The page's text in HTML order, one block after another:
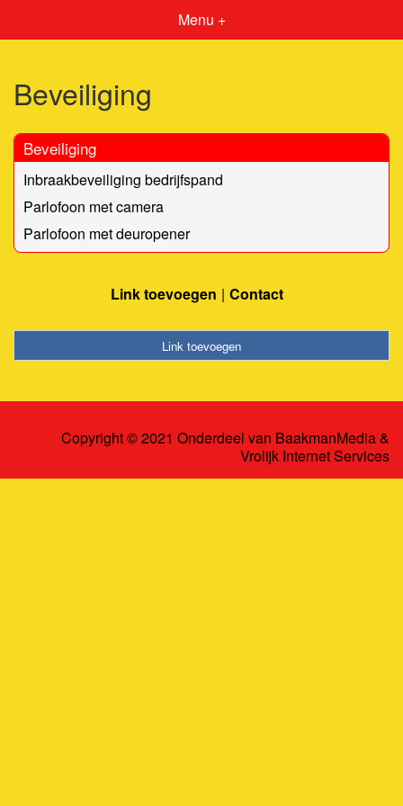
Menu +
Beveiliging
Beveiliging
Inbraakbeveiliging bedrijfspand
Parlofoon met camera
Parlofoon met deuropener
Link toevoegen Contact
Link toevoegen
Copyright © 2021 Onderdeel van BaakmanMedia&
Vrolijk Internet Services